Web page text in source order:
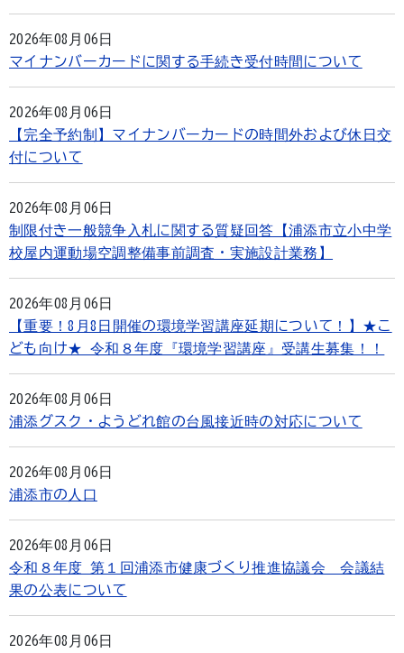
2026年08月06日
マイナンバーカードに関する手続き受付時間について
2026年08月06日
【完全予約制】マイナンバーカードの時間外および休日交
付について
2026年08月06日
制限付き一般競争入札に関する質疑回答【浦添市立小中学
校屋内運動場空調整備事前調査・実施設計業務】
2026年08月06日
【重要！8月8日開催の環境学習講座延期について！】★こ
ども向け★ 令和８年度『環境学習講座』受講生募集！！
2026年08月06日
浦添グスク・ようどれ館の台風接近時の対応について
2026年08月06日
浦添市の人口
2026年08月06日
令和８年度 第１回浦添市健康づくり推進協議会 会議結
果の公表について
2026年08月06日